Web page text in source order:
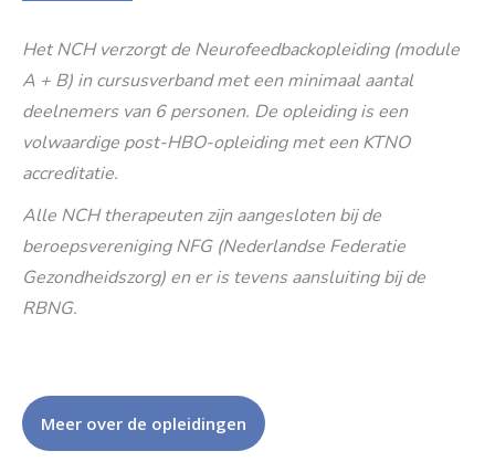
Het NCH verzorgt de Neurofeedbackopleiding (module
A + B) in cursusverband met een minimaal aantal
deelnemers van 6 personen. De opleiding is een
volwaardige post-HBO-opleiding met een KTNO
accreditatie.
Alle NCH therapeuten zijn aangesloten bij de
beroepsvereniging NFG (Nederlandse Federatie
Gezondheidszorg) en er is tevens aansluiting bij de
RBNG.
Meer over de opleidingen